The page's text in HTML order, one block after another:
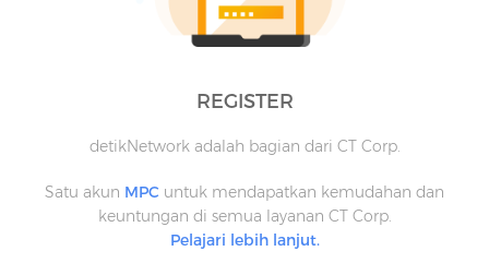
REGISTER
detikNetwork adalah bagian dari CT Corp.
Satu akun MPC untuk mendapatkan kemudahan dan
keuntungan di semua layanan CT Corp.
Pelajari lebih lanjut.